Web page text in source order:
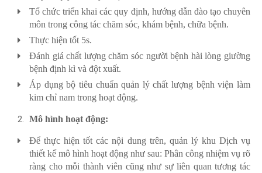
Tổ chức triển khai các quy định, hướng dẫn đào tạo chuyên
môn trong công tác chăm sóc, khám bệnh, chữa bệnh.
Thực hiện tốt 5s.
Đánh giá chất lượng chăm sóc người bệnh hài lòng giường
bệnh định kì và đột xuất.
Áp dụng bộ tiêu chuẩn quản lý chất lượng bệnh viện làm
kim chỉ nam trong hoạt động.
Mô hình hoạt động:
Để thực hiện tốt các nội dung trên, quản lý khu Dịch vụ
thiết kế mô hình hoạt động như sau: Phân công nhiệm vụ rõ
ràng cho mỗi thành viên cũng như sự liên quan tương tác